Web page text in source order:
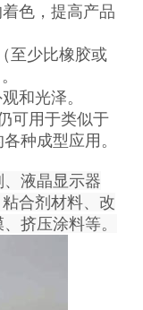
色，提高产品
至少比橡胶或
和光泽。
可用于类似于
种成型应用。
液晶显示器
粘合剂材料、改
挤压涂料等。